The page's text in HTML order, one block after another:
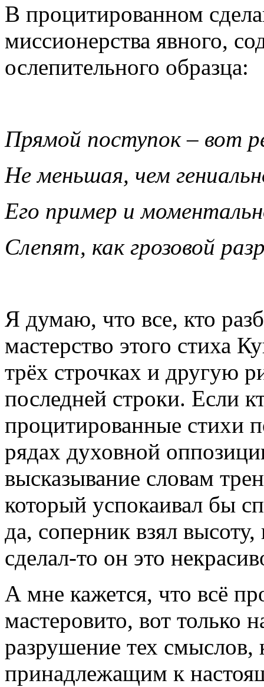
В процитированном
миссионерства явного,
ослепительного образца:
Прямой поступок – вот
Не меньшая, чем
Его пример и
Слепят, как грозовой
Я думаю, что все, кто
мастерство этого стиха
трёх строчках и другую
последней строки. Если
процитированные стихи
рядах духовной
высказывание словам
который успокаивал бы
да, соперник взял
сделал-то он это
А мне кажется, что всё
мастеровито, вот только
разрушение тех
принадлежащим к